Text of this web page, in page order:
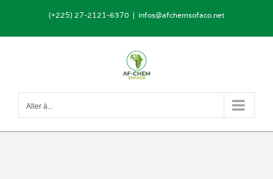
(+225) 27-2121-6370 | infos@afchemsofaco.net
Aller à...